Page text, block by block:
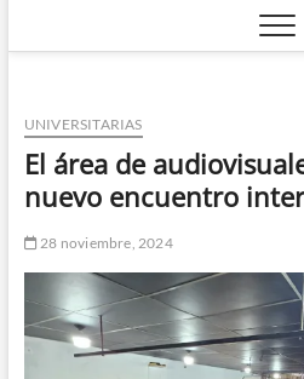
UNIVERSITARIAS
El área de
nuevo encuentro
28 noviembre, 2024